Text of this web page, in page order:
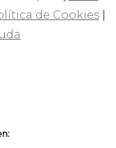
de Cookies|